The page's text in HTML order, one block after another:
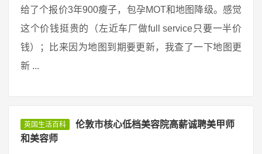
给了个报价3年900瘦子，包孕MOT和地图降级。感觉
这个价钱挺贵的（左近车厂做full service只要一半价
钱）；比来因为地图到期要更新，我查了一下地图更
新 ...
英国生活百科
伦敦市核心低档美容院高薪诚聘美甲师
和美容师